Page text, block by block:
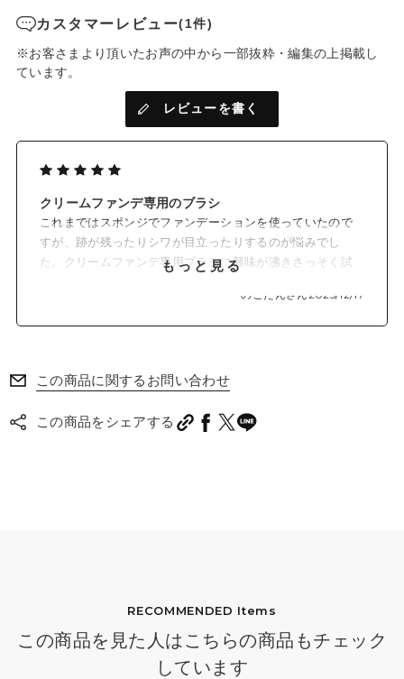
カスタマーレビュー(1件)
※お客さまより頂いたお声の中から一部抜粋・編集の上掲載し
ています。
レビューを書く
クリームファンデ専用のブラシ
これまではスポンジでファンデーションを使っていたので
すが、跡が残ったりシワが目立ったりするのが悩みでし
た。クリームファンデ専用ブラシに興味が沸きさっそく試
じですが、薄付きで自然な感じで良いです。購入して本当
もっと見る
のこたんさん2025/12/17
この商品に関するお問い合わせ
この商品をシェアする
RECOMMENDED Items
この商品を見た人はこちらの商品もチェック
しています